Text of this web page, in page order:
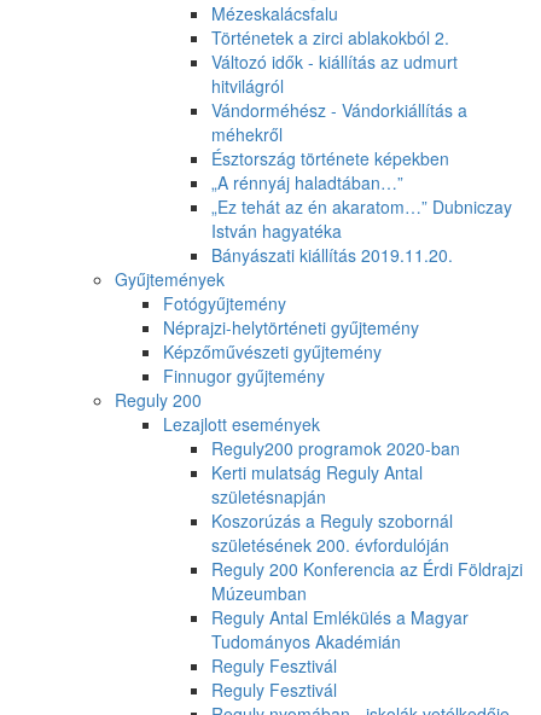
Mézeskalácsfalu
Történetek a zirci ablakokból 2.
Változó idők - kiállítás az udmurt
hitvilágról
Vándorméhész - Vándorkiállítás a
méhekről
Észtország története képekben
„A rénnyáj haladtában…”
„Ez tehát az én akaratom…” Dubniczay
István hagyatéka
Bányászati kiállítás 2019.11.20.
Gyűjtemények
Fotógyűjtemény
Néprajzi-helytörténeti gyűjtemény
Képzőművészeti gyűjtemény
Finnugor gyűjtemény
Reguly 200
Lezajlott események
Reguly200 programok 2020-ban
Kerti mulatság Reguly Antal
születésnapján
Koszorúzás a Reguly szobornál
születésének 200. évfordulóján
Reguly 200 Konferencia az Érdi Földrajzi
Múzeumban
Reguly Antal Emlékülés a Magyar
Tudományos Akadémián
Reguly Fesztivál
Reguly Fesztivál